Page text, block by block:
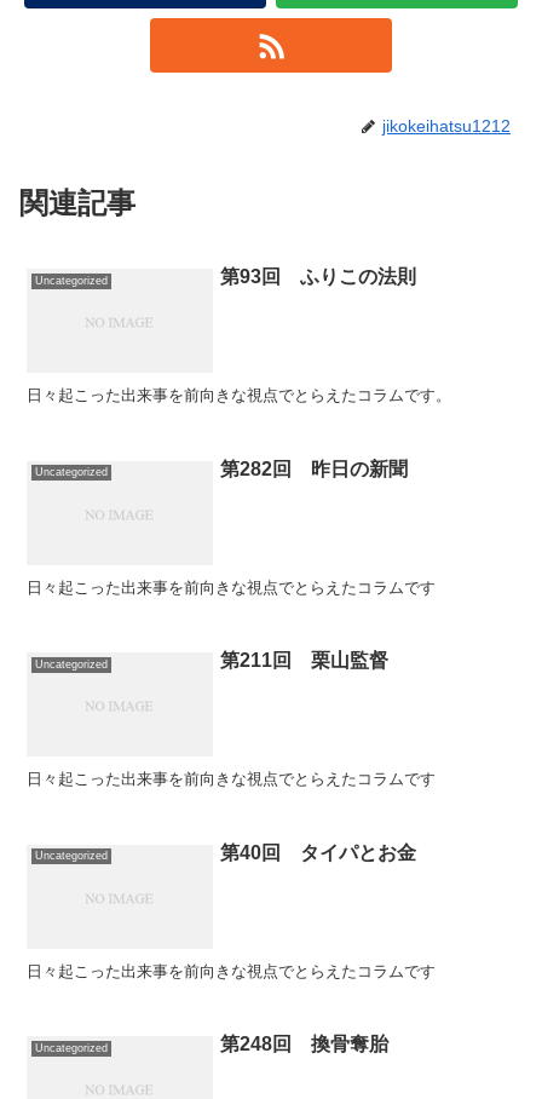
jikokeihatsu1212
関連記事
Uncategorized 第93回 ふりこの法則
日々起こった出来事を前向きな視点でとらえたコラムです。
Uncategorized 第282回 昨日の新聞
日々起こった出来事を前向きな視点でとらえたコラムです
Uncategorized 第211回 栗山監督
日々起こった出来事を前向きな視点でとらえたコラムです
Uncategorized 第40回 タイパとお金
日々起こった出来事を前向きな視点でとらえたコラムです
Uncategorized 第248回 換骨奪胎